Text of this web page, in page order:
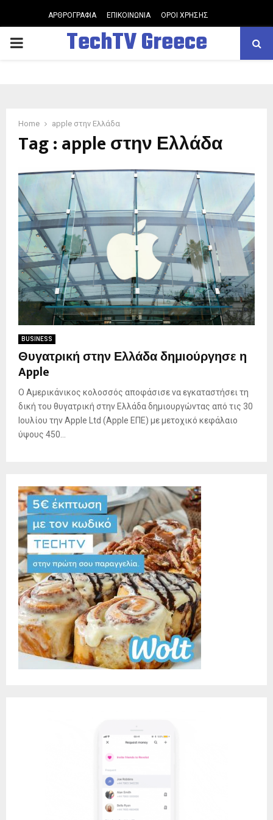
ΑΡΘΡΟΓΡΑΦΙΑ ΕΠΙΚΟΙΝΩΝΙΑ ΟΡΟΙ ΧΡΗΣΗΣ
PRIMARY TechTV Greece
Home apple στην Ελλάδα
Tag : apple στην Ελλάδα
BUSINESS
Θυγατρική στην Ελλάδα δημιούργησε η
Apple
Ο Αμερικάνικος κολοσσός αποφάσισε να εγκαταστήσει τη
δική του θυγατρική στην Ελλάδα δημιουργώντας από τις 30
Ιουλίου την Apple Ltd (Apple ΕΠΕ) με μετοχικό κεφάλαιο
ύψους 450...